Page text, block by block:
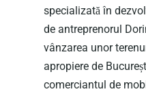
specializată în
de antreprenorul
vânzarea unor
apropiere de
comerciantul de